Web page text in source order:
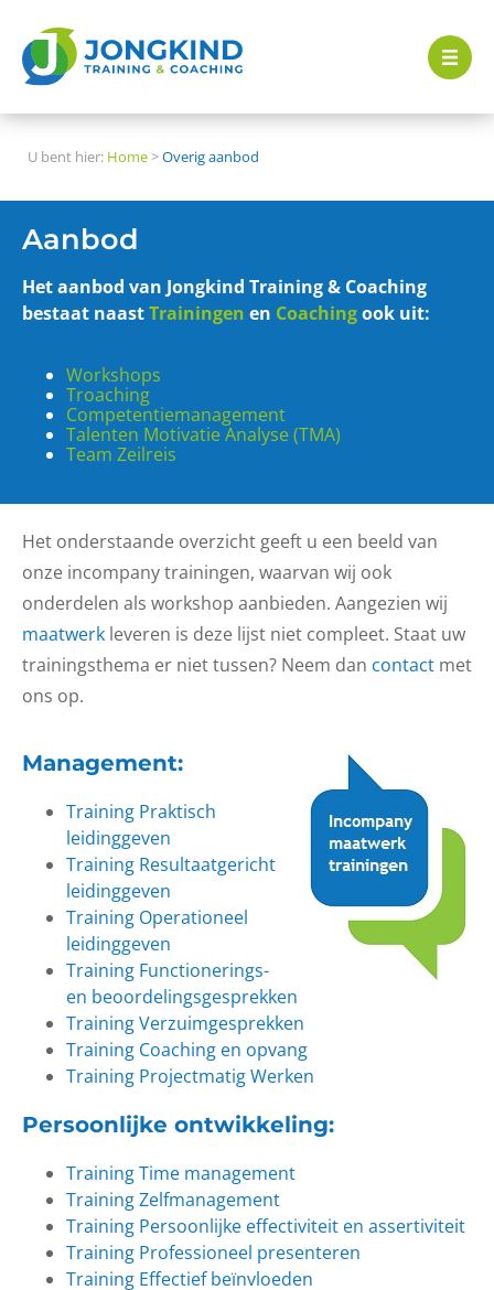
U bent hier: Home>Overig aanbod
Aanbod
Het aanbod van Jongkind Training & Coaching
bestaat naastTrainingen en Coachingook uit:
Workshops
Troaching
Competentiemanagement
Talenten Motivatie Analyse (TMA)
Team Zeilreis
Het onderstaande overzicht geeft u een beeld van
onze incompany trainingen, waarvan wij ook
onderdelen als workshop aanbieden. Aangezien wij
maatwerk leveren is deze lijst niet compleet. Staat uw
trainingsthema er niet tussen? Neem dan contact met
ons op.
Management:
Training Praktisch
leidinggeven
Training Resultaatgericht
leidinggeven
Training Operationeel
leidinggeven
Training Functionerings-
en beoordelingsgesprekken
Training Verzuimgesprekken
Training Coaching en opvang
Training Projectmatig Werken
Persoonlijke ontwikkeling:
Training Time management
Training Zelfmanagement
Training Persoonlijke effectiviteit en assertiviteit
Training Professioneel presenteren
Training Effectief beïnvloeden